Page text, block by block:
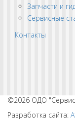
Запчасти и
Сервисные
Контакты
©2026 ОДО
Разработка сайта: